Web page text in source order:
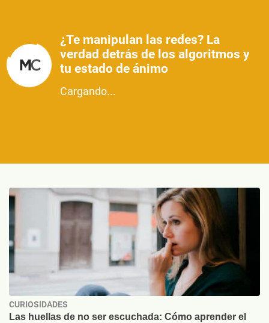
¿Te manipulan las redes? La
verdad detrás de los algoritmos y
tu estado de ánimo
Cargando...
CURIOSIDADES
Las huellas de no ser escuchada: Cómo aprender el